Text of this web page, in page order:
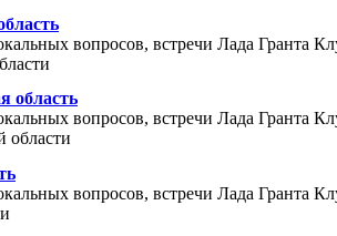
вопросов, встречи Лада Гранта
область
вопросов, встречи Лада Гранта
области
вопросов, встречи Лада Гранта